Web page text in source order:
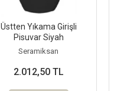
Üstten Yıkama Girişli
Pisuvar Siyah
Seramiksan
2.012,50 TL